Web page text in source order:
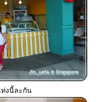
งนี้ละกัน